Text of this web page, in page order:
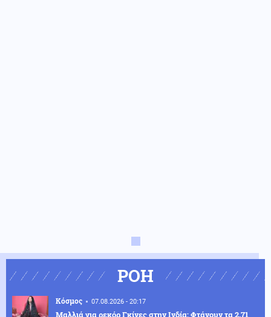
ΡΟΗ
Κόσμος 07.08.2026 - 20:17
Μαλλιά για ρεκόρ Γκίνες στην Ινδία: Φτάνουν τα 2,71